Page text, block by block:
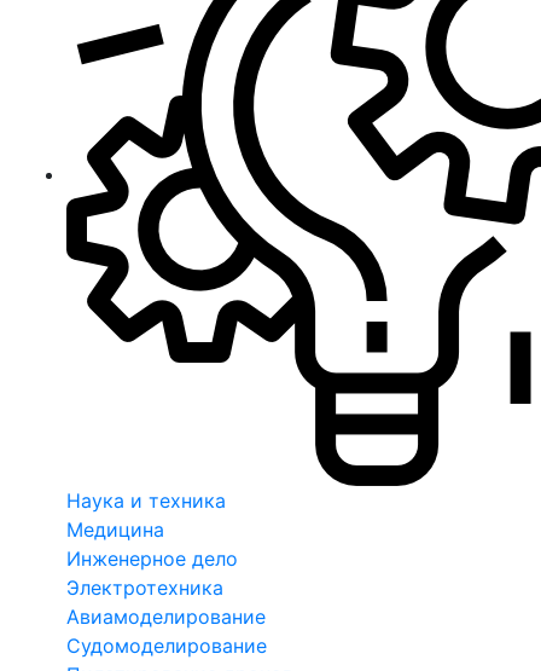
Наука и техника
Медицина
Инженерное дело
Электротехника
Авиамоделирование
Судомоделирование